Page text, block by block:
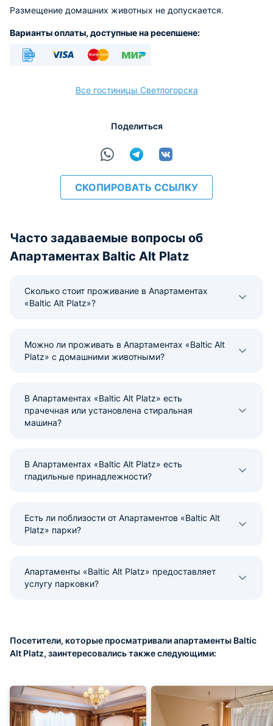
Размещение домашних животных не допускается.
Варианты оплаты, доступные на ресепшене:
Все гостиницы Светлогорска
Поделиться
СКОПИРОВАТЬ ССЫЛКУ
Часто задаваемые вопросы об
Апартаментах Baltic Alt Platz
Сколько стоит проживание в Апартаментах
«Baltic Alt Platz»?
Можно ли проживать в Апартаментах «Baltic Alt
Platz» с домашними животными?
В Апартаментах «Baltic Alt Platz» есть
прачечная или установлена стиральная
машина?
В Апартаментах «Baltic Alt Platz» есть
гладильные принадлежности?
Есть ли поблизости от Апартаментов «Baltic Alt
Platz» парки?
Апартаменты «Baltic Alt Platz» предоставляет
услугу парковки?
Посетители, которые просматривали апартаменты Baltic
Alt Platz, заинтересовались также следующими: